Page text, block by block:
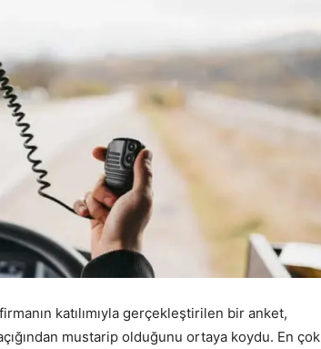
katılımıyla gerçekleştirilen bir anket,
mustarip olduğunu ortaya koydu. En çok